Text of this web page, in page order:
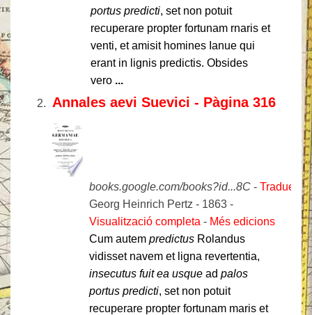
portus predicti, set non potuit
recuperare propter fortunam rnaris et
venti, et amisit homines Ianue qui
erant in lignis predictis. Obsides
vero ...
Annales aevi Suevici - Pàgina 316
books.google.com/books?id...8C - Tradueix
Georg Heinrich Pertz - 1863 -
Visualització completa - ‎ Més edicions
Cum autem predictus Rolandus
vidisset navem et ligna revertentia,
insecutus fuit ea usque ad palos
portus predicti, set non potuit
recuperare propter fortunam maris et